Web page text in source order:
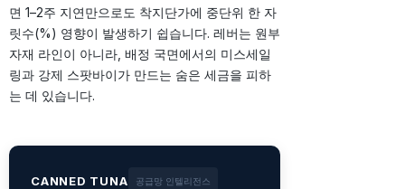
면 1–2주 지연만으로도 착지단가에 중단위 한 자
릿수(%) 영향이 발생하기 쉽습니다. 레버는 원부
자재 라인이 아니라, 배정 국면에서의 미스세일
링과 강제 스팟바이가 만드는 숨은 세금을 피하
는 데 있습니다.
CANNED TUNA 공급망 인텔리전스